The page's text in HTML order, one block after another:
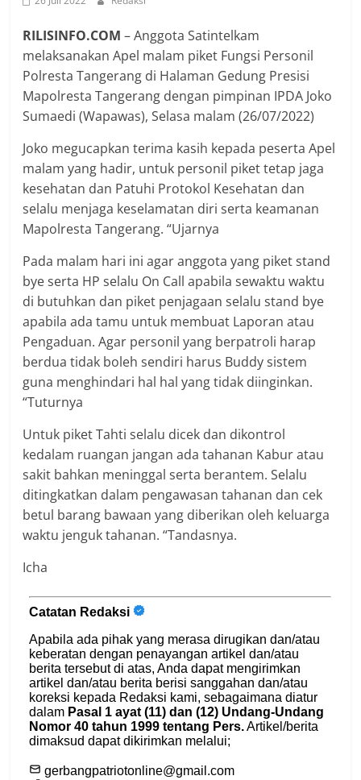
RILISINFO.COM – Anggota Satintelkam
melaksanakan Apel malam piket Fungsi Personil
Polresta Tangerang di Halaman Gedung Presisi
Mapolresta Tangerang dengan pimpinan IPDA Joko
Sumaedi (Wapawas), Selasa malam (26/07/2022)
Joko megucapkan terima kasih kepada peserta Apel
malam yang hadir, untuk personil piket tetap jaga
kesehatan dan Patuhi Protokol Kesehatan dan
selalu menjaga keselamatan diri serta keamanan
Mapolresta Tangerang. “Ujarnya
Pada malam hari ini agar anggota yang piket stand
bye serta HP selalu On Call apabila sewaktu waktu
di butuhkan dan piket penjagaan selalu stand bye
apabila ada tamu untuk membuat Laporan atau
Pengaduan. Agar personil yang berpatroli harap
berdua tidak boleh sendiri harus Buddy sistem
guna menghindari hal hal yang tidak diinginkan.
“Tuturnya
Untuk piket Tahti selalu dicek dan dikontrol
kedalam ruangan jangan ada tahanan Kabur atau
sakit bahkan meninggal serta berantem. Selalu
ditingkatkan dalam pengawasan tahanan dan cek
betul barang bawaan yang diberikan oleh keluarga
waktu jenguk tahanan. “Tandasnya.
Icha